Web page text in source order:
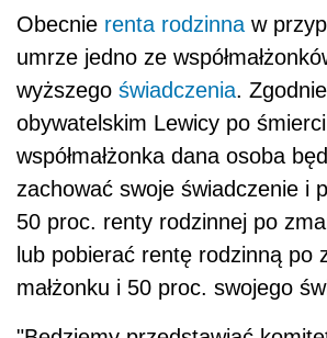
Obecnie renta rodzinna w
umrze jedno ze
wyższego świadczenia.
obywatelskim Lewicy po śmierci
współmałżonka dana osoba
zachować swoje świadczenie i
50 proc. renty rodzinnej po
lub pobierać rentę rodzinną po
małżonku i 50 proc. swojego